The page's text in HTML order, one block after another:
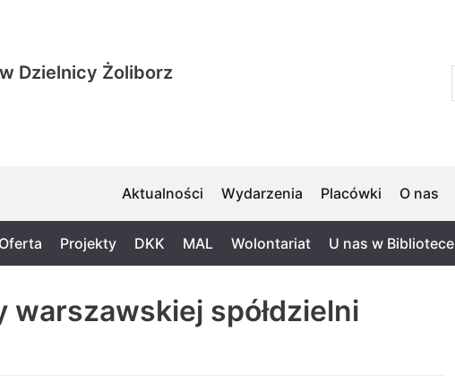
Dzielnicy Żoliborz
Aktualności Wydarzenia Placówki O nas
Oferta Projekty DKK MAL Wolontariat U nas w Bibliotece
warszawskiej spółdzielni